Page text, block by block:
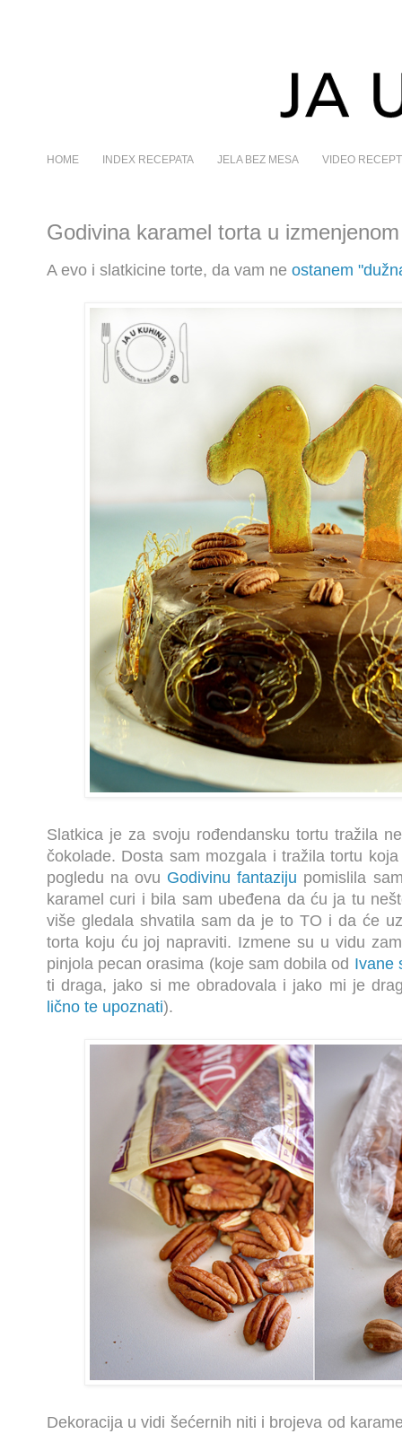
HOME INDEX RECEPATA JELA BEZ MESA VIDEO
Godivina karamel torta u
A evo i slatkicine torte, da vam ne ostanem
Slatkica je za svoju rođendansku tortu tražila
čokolade. Dosta sam mozgala i tražila tortu
pogledu na ovu Godivinu fantaziju pomislila
karamel curi i bila sam ubeđena da ću ja tu
više gledala shvatila sam da je to TO i da će
torta koju ću joj napraviti. Izmene su u vidu
pinjola pecan orasima (koje sam dobila od Ivane
ti draga, jako si me obradovala i jako mi je
lično te upoznati).
Dekoracija u vidi šećernih niti i brojeva od